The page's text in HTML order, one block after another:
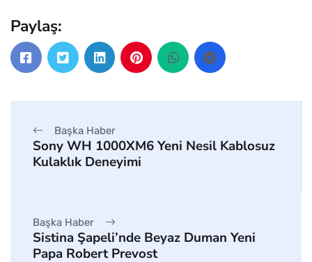
Paylaş:
Başka Haber
Sony WH 1000XM6 Yeni Nesil Kablosuz
Kulaklık Deneyimi
Başka Haber
Sistina Şapeli’nde Beyaz Duman Yeni
Papa Robert Prevost